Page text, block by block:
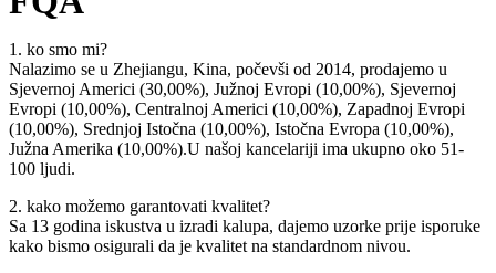
1. ko smo mi?
Nalazimo se u Zhejiangu, Kina, počevši od 2014, prodajemo u
Sjevernoj Americi (30,00%), Južnoj Evropi (10,00%), Sjevernoj
Evropi (10,00%), Centralnoj Americi (10,00%), Zapadnoj Evropi
(10,00%), Srednjoj Istočna (10,00%), Istočna Evropa (10,00%),
Južna Amerika (10,00%).U našoj kancelariji ima ukupno oko 51-
100 ljudi.
2. kako možemo garantovati kvalitet?
Sa 13 godina iskustva u izradi kalupa, dajemo uzorke prije isporuke
kako bismo osigurali da je kvalitet na standardnom nivou.